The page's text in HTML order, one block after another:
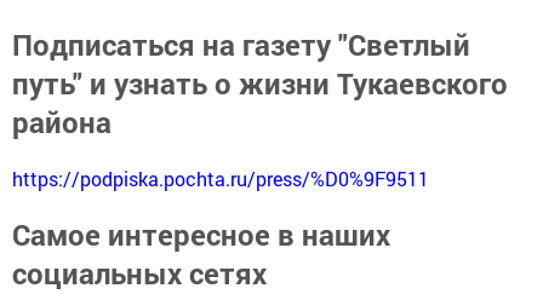
Подписаться на газету "Светлый
путь" и узнать о жизни Тукаевского
района
https://podpiska.pochta.ru/press/%D0%9F9511
Самое интересное в наших
социальных сетях